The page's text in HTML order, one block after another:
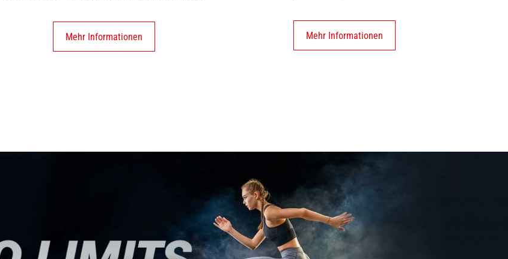
Mehr Informationen Mehr Informationen